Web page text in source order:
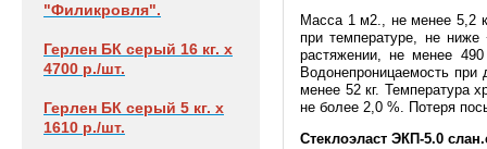
"Филикровля".
Герлен БК серый 16 кг. х
4700 р./шт.
Герлен БК серый 5 кг. х
1610 р./шт.
Масса 1 м2., не менее 5,2
при температуре, не
растяжении, не менее
Водонепроницаемость
менее 52 кг. Температура
не более 2,0 %. Потеря
Стеклоэласт ЭКП-5.0